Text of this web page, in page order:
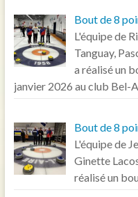
Bout de 8
L'équipe de
Tanguay,
a réalisé un
janvier 2026 au club Bel-
Bout de 8
L'équipe de
Ginette
réalisé un